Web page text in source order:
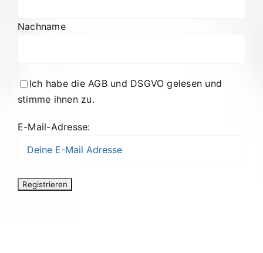
Nachname
Ich habe die AGB und DSGVO gelesen und
stimme ihnen zu.
E-Mail-Adresse: